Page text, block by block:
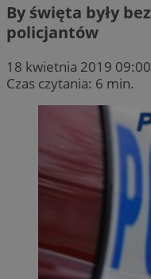
By święta były
policjantów
18 kwietnia 2019 09:00
Czas czytania: 6 min.